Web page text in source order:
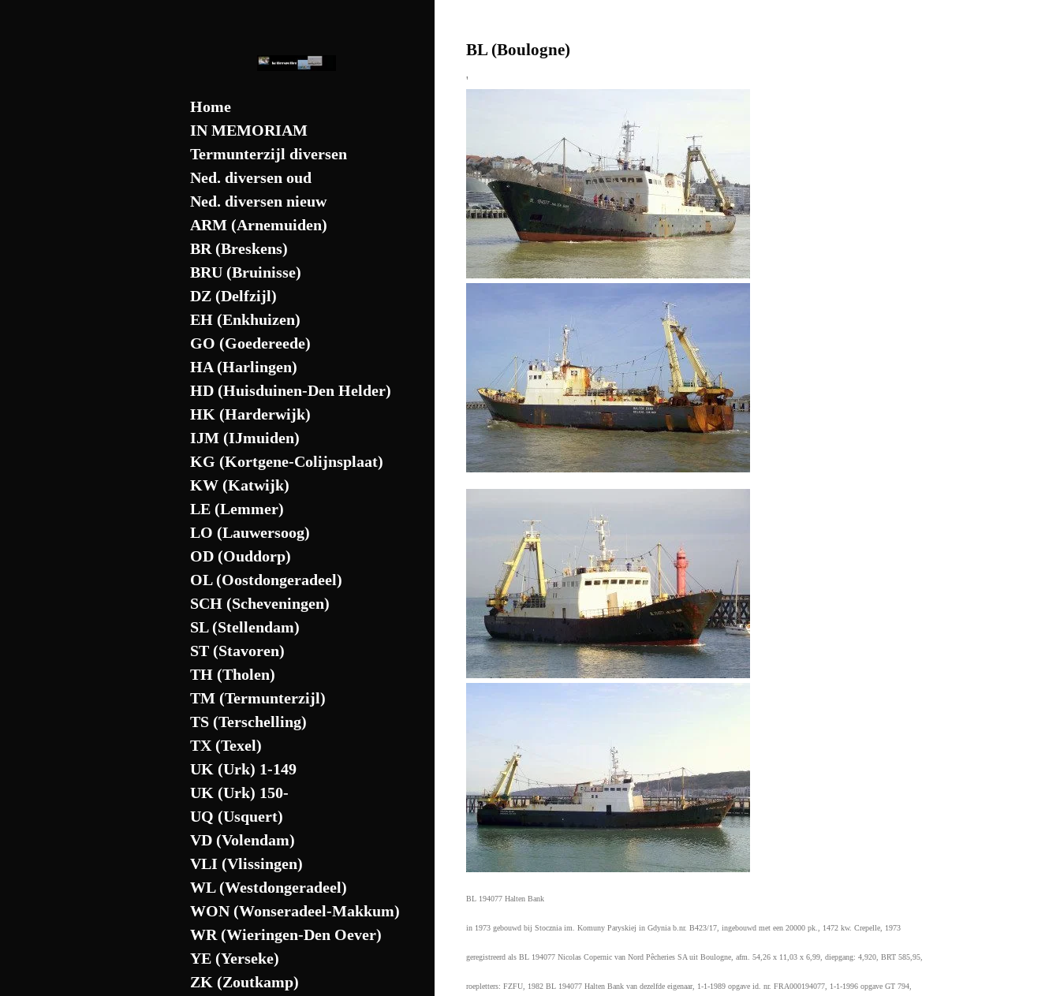
BL (Boulogne)
'
BL 194077 Halten Bank
in 1973 gebouwd bij Stocznia im. Komuny Paryskiej in Gdynia b.nr. B423/17, ingebouwd met een 20000 pk., 1472 kw. Crepelle, 1973
geregistreerd als BL 194077 Nicolas Copernic van Nord Pêcheries SA uit Boulogne, afm. 54,26 x 11,03 x 6,99, diepgang: 4,920, BRT 585,95,
roepletters: FZFU, 1982 BL 194077 Halten Bank van dezelfde eigenaar, 1-1-1989 opgave id. nr. FRA000194077, 1-1-1996 opgave GT 794,
Home
IN MEMORIAM
Termunterzijl diversen
Ned. diversen oud
Ned. diversen nieuw
ARM (Arnemuiden)
BR (Breskens)
BRU (Bruinisse)
DZ (Delfzijl)
EH (Enkhuizen)
GO (Goedereede)
HA (Harlingen)
HD (Huisduinen-Den Helder)
HK (Harderwijk)
IJM (IJmuiden)
KG (Kortgene-Colijnsplaat)
KW (Katwijk)
LE (Lemmer)
LO (Lauwersoog)
OD (Ouddorp)
OL (Oostdongeradeel)
SCH (Scheveningen)
SL (Stellendam)
ST (Stavoren)
TH (Tholen)
TM (Termunterzijl)
TS (Terschelling)
TX (Texel)
UK (Urk) 1-149
UK (Urk) 150-
UQ (Usquert)
VD (Volendam)
VLI (Vlissingen)
WL (Westdongeradeel)
WON (Wonseradeel-Makkum)
WR (Wieringen-Den Oever)
YE (Yerseke)
ZK (Zoutkamp)